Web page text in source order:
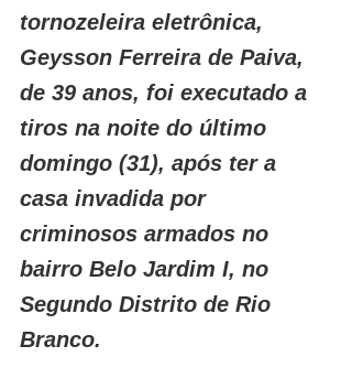
tornozeleira eletrônica,
Geysson Ferreira de Paiva,
de 39 anos, foi executado a
tiros na noite do último
domingo (31), após ter a
casa invadida por
criminosos armados no
bairro Belo Jardim I, no
Segundo Distrito de Rio
Branco.